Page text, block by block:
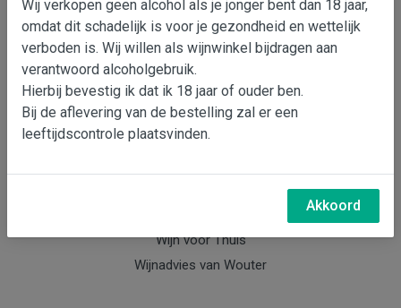
M 06-22993764
e-mail: Wouter Bensdorp
Info
Over Wouter Bensdorp & Bensdorp Wijnen
Wijn voor Thuis
Wijnadvies van Wouter
Wij verkopen geen alcohol als je jonger bent dan 18 jaar,
omdat dit schadelijk is voor je gezondheid en wettelijk
verboden is. Wij willen als wijnwinkel bijdragen aan
verantwoord alcoholgebruik.
Hierbij bevestig ik dat ik 18 jaar of ouder ben.
Bij de aflevering van de bestelling zal er een
leeftijdscontrole plaatsvinden.
Akkoord